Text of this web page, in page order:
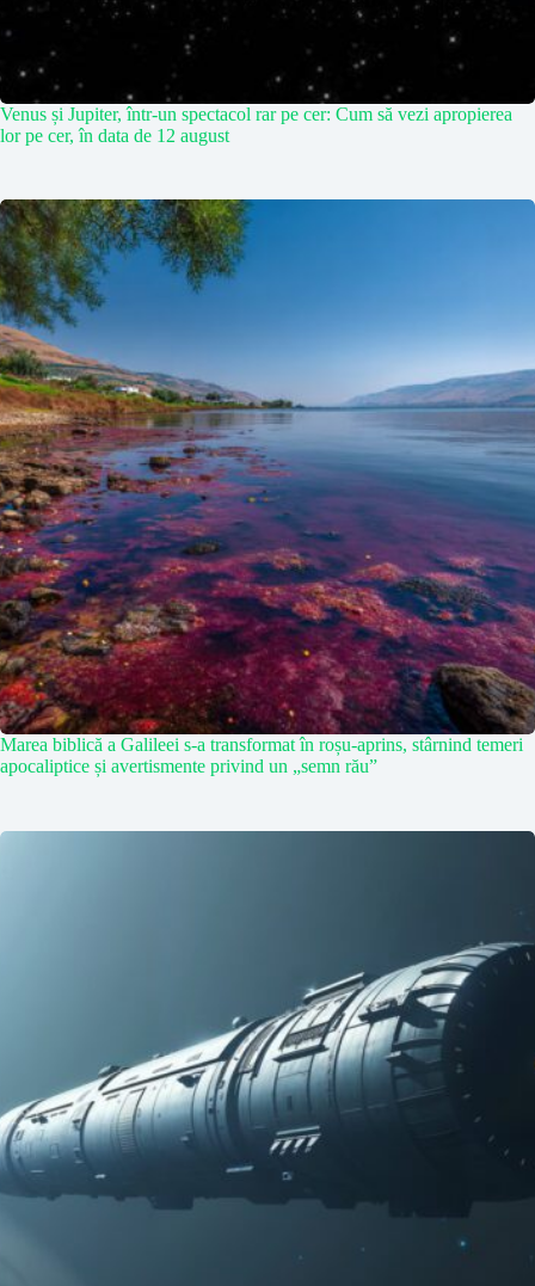
Venus și Jupiter, într-un spectacol rar pe cer: Cum să vezi apropierea
lor pe cer, în data de 12 august
Marea biblică a Galileei s-a transformat în roșu-aprins, stârnind temeri
apocaliptice și avertismente privind un „semn rău”